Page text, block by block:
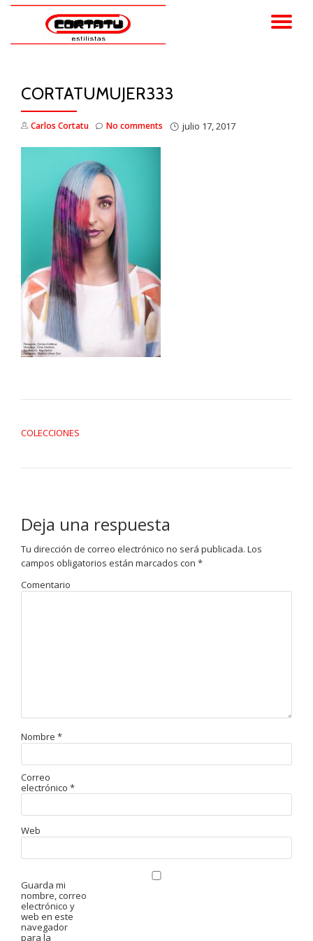
CORTATUMUJER333
Carlos Cortatu julio 17, 2017
No comments
COLECCIONES
Deja una respuesta
Tu dirección de correo electrónico no será publicada. Los
campos obligatorios están marcados con *
Comentario
Nombre *
Correo
electrónico *
Web
Guarda mi
nombre, correo
electrónico y
web en este
navegador
para la